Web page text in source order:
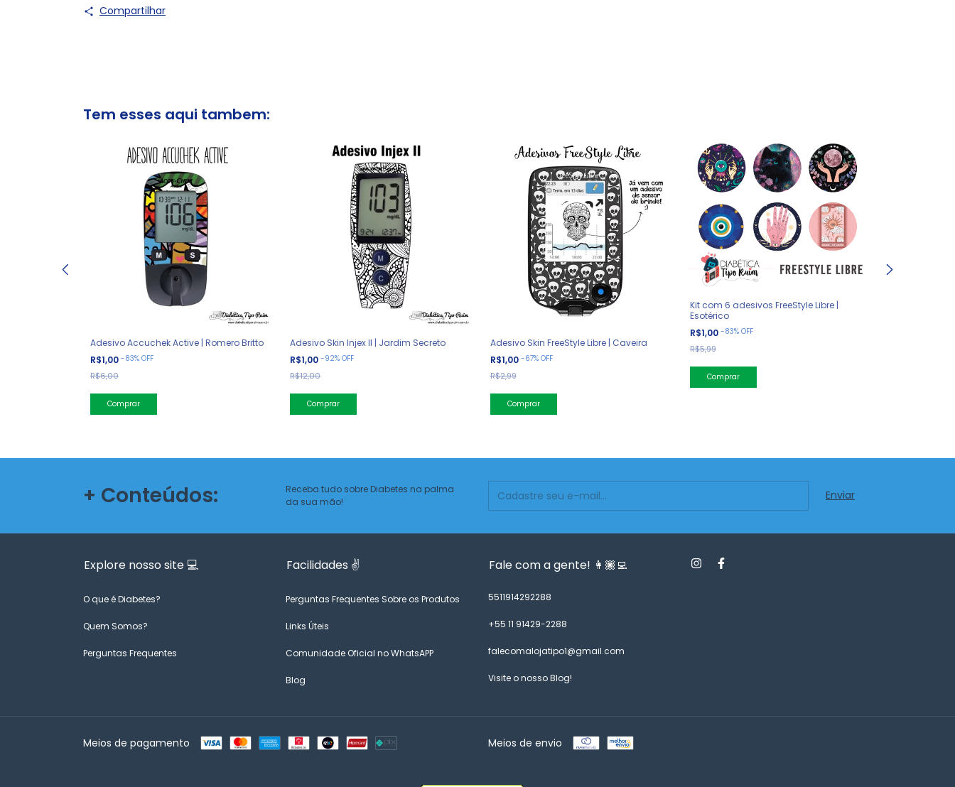
Compartilhar
Tem esses aqui tambem:
Adesivo Accuchek Active | Romero Britto
R$1,00 -83% OFF
R$6,00
Adesivo Skin Injex II | Jardim Secreto
R$1,00-92%OFF
R$12,00
Adesivo Skin FreeStyle Libre | Caveira
R$1,00 -67% OFF
R$2,99
Kit com 6 adesivos FreeStyle Libre |
Esotérico
R$1,00 -83% OFF
R$5,99
+ Conteúdos:
Receba tudo sobre Diabetes na palma
da sua mão!
Explore nosso site 💻
O que é Diabetes?
Quem Somos?
Perguntas Frequentes
Facilidades ✌️
Perguntas Frequentes Sobre os Produtos
Links Úteis
Comunidade Oficial no WhatsAPP
Blog
Fale com a gente! 👩🏿‍💻
5511914292288
+55 11 91429-2288
falecomalojatipo1@gmail.com
Visite o nosso Blog!
Meios de pagamento Meios de envio